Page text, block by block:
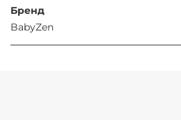
Бренд
BabyZen